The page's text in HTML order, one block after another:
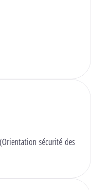
sécurité des